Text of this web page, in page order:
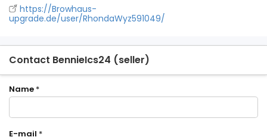
https://Browhaus-
upgrade.de/user/RhondaWyz591049/
Contact BennieIcs24 (seller)
Name *
E-mail *